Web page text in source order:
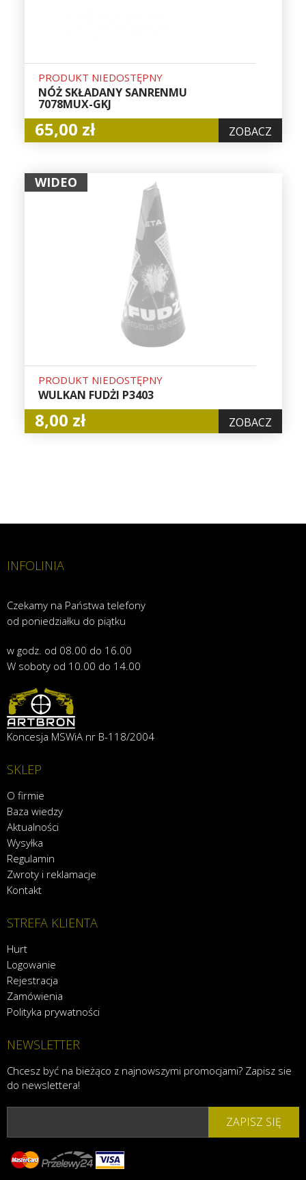
PRODUKT NIEDOSTĘPNY
NÓŻ SKŁADANY SANRENMU
7078MUX-GKJ
65,00 zł ZOBACZ
WIDEO
PRODUKT NIEDOSTĘPNY
WULKAN FUDŻI P3403
8,00 zł ZOBACZ
INFOLINIA
Czekamy na Państwa telefony
od poniedziałku do piątku
w godz. od 08.00 do 16.00
W soboty od 10.00 do 14.00
Koncesja MSWiA nr B-118/2004
SKLEP
O firmie
Baza wiedzy
Aktualności
Wysyłka
Regulamin
Zwroty i reklamacje
Kontakt
STREFA KLIENTA
Hurt
Logowanie
Rejestracja
Zamówienia
Polityka prywatności
NEWSLETTER
Chcesz być na bieżąco z najnowszymi promocjami? Zapisz sie
do newslettera!
ZAPISZ SIĘ